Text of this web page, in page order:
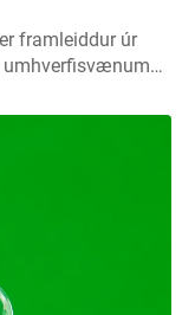
framleiddur úr
umhverfisvænum
til að fá